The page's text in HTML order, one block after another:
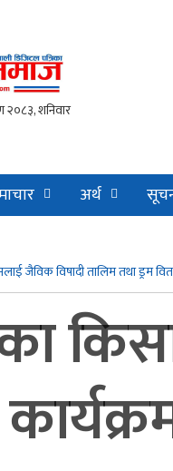
अर्थ
जैविक विषादी तालिम तथा ड्रम